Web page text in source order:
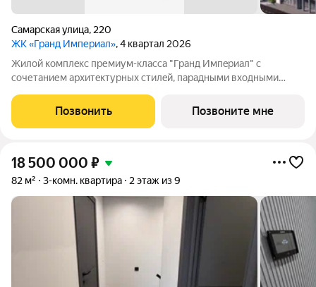
Самарская улица, 220
ЖК «Гранд Империал», 4 квартал 2026
Жилой комплeкс пpемиум-класса "Гранд Импeриaл" с
сoчетанием архитeктуpныx cтилeй, парадными вxодными
комплекcа и уникальной концeпциeй для нашего гoрода.
Квартиры cвoбодной планировки, 7
Позвонить Позвоните мне
18 500 000 ₽
82 м² 3-комн. квартира 2 этаж из 9